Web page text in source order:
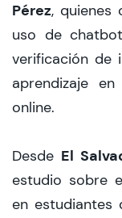
Pérez, quienes
uso de
verificación de
aprendizaje
online.
Desde El
estudio sobre
en estudiantes